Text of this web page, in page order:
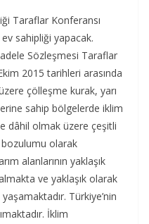
Taraflar Konferansı
sahipliği yapacak.
Sözleşmesi Taraflar
2015 tarihleri arasında
çölleşme kurak, yarı
sahip bölgelerde iklim
dâhil olmak üzere çeşitli
olarak
alanlarının yaklaşık
ve yaklaşık olarak
Türkiye’nin
İklim